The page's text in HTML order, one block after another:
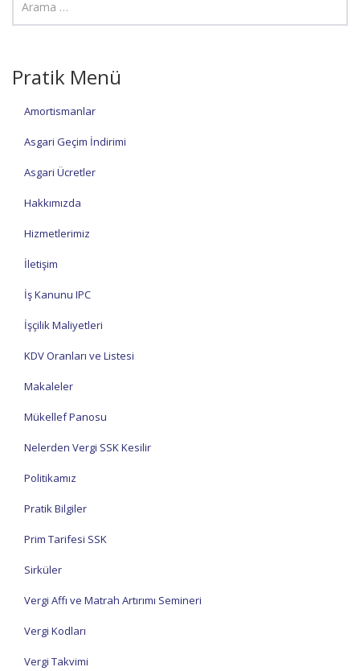
Pratik Menü
Amortismanlar
Asgari Geçim İndirimi
Asgari Ücretler
Hakkımızda
Hizmetlerimiz
İletişim
İş Kanunu IPC
İşçilik Maliyetleri
KDV Oranları ve Listesi
Makaleler
Mükellef Panosu
Nelerden Vergi SSK Kesilir
Politikamız
Pratik Bilgiler
Prim Tarifesi SSK
Sirküler
Vergi Affı ve Matrah Artırımı Semineri
Vergi Kodları
Vergi Takvimi